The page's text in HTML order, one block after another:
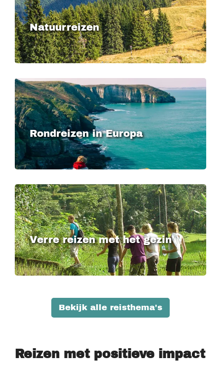
Natuurreizen
Rondreizen in Europa
Verre reizen met het gezin
Bekijk alle reisthema's
Reizen met positieve impact